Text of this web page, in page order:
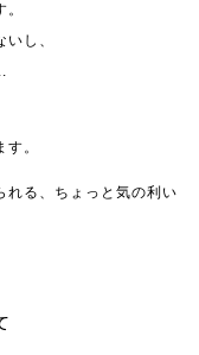
し、
。
れる、ちょっと気の利い